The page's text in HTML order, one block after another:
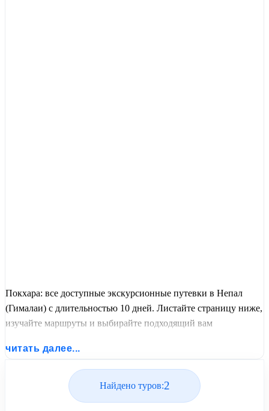
Покхара: все доступные экскурсионные путевки в Непал
(Гималаи) с длительностью 10 дней. Листайте страницу ниже,
изучайте маршруты и выбирайте подходящий вам
United Travel Systems.
читать далее...
Найдено туров:2